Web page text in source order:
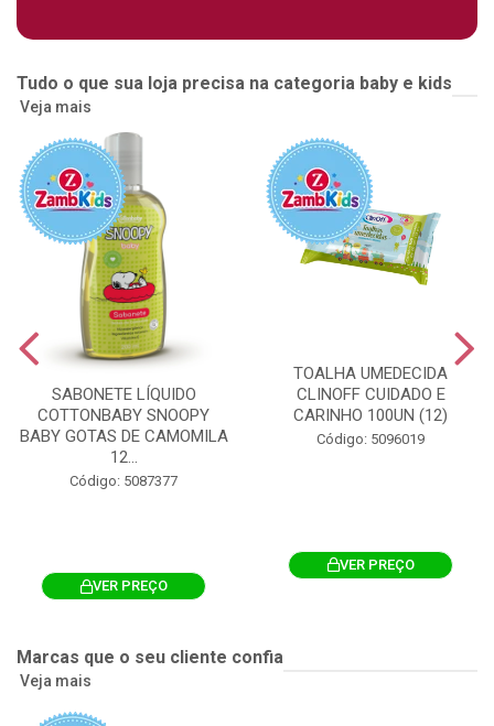
Tudo o que sua loja precisa na categoria baby e kids
Veja mais
SABONETE LÍQUIDO
COTTONBABY SNOOPY
BABY GOTAS DE CAMOMILA
12...
Código: 5087377
VER PREÇO
TOALHA UMEDECIDA
CLINOFF CUIDADO E
CARINHO 100UN (12)
Código: 5096019
VER PREÇO
Marcas que o seu cliente confia
Veja mais